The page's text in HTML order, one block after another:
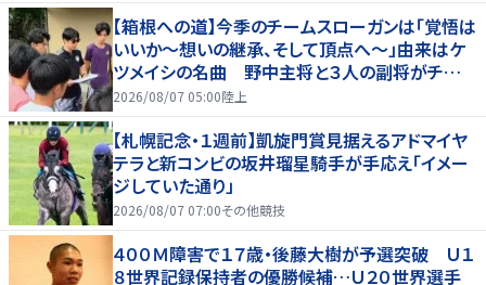
【箱根への道】今季のチームスローガンは「覚悟は
いいか～想いの継承、そして頂点へ～」由来はケ
ツメイシの名曲 野中主将と３人の副将がチーム
を引っ張る…夏合宿特集第１弾、国学院大
2026/08/07 05:00陸上
【札幌記念・１週前】凱旋門賞見据えるアドマイヤ
テラと新コンビの坂井瑠星騎手が手応え「イメー
ジしていた通り」
2026/08/07 07:00その他競技
４００Ｍ障害で１７歳・後藤大樹が予選突破 Ｕ１
８世界記録保持者の優勝候補…Ｕ２０世界選手